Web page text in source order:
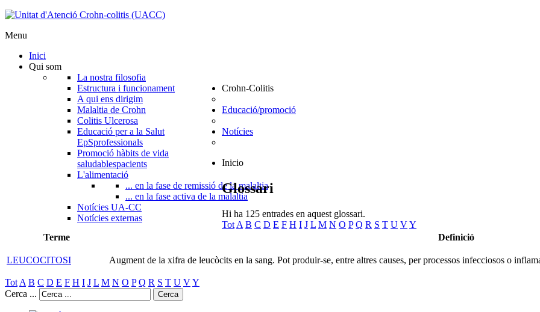
Menu
Inici
Qui som
La nostra filosofia
Estructura i funcionament
A qui ens dirigim
Crohn-Colitis
Malaltia de Crohn
Colitis Ulcerosa
Educació/promoció
Educació per a la Salut
EpSprofessionals
Promoció hàbits de vida
saludablespacients
L'alimentació
... en la fase de remissió de la malaltia
... en la fase activa de la malaltia
Notícies
Notícies UA-CC
Notícies externas
Inicio
Glossari
Hi ha 125 entrades en aquest glossari.
Tot A B C D E F H I J L M N O P Q R S T U VY
Terme
Definició
LEUCOCITOSI Augment de la xifra de leucòcits en la sang. Pot produir-se, entre altres causes, per processos infecciosos o
Tot A B C D E F H I J L M N O P Q R S T U VY
Cerca ...
Cerca